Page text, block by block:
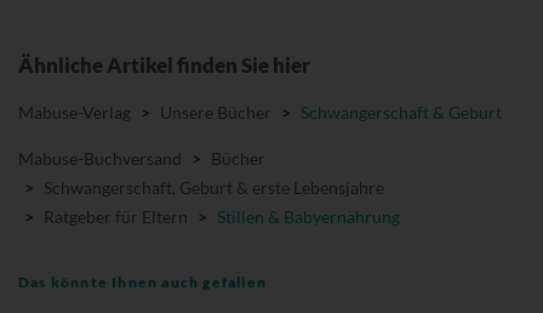
Ähnliche Artikel finden Sie hier
Mabuse-Verlag > Unsere Bücher > Schwangerschaft & Geburt
Mabuse-Buchversand > Bücher
> Schwangerschaft, Geburt & erste Lebensjahre
>
Ratgeber für Eltern > Stillen & Babyernährung
Das könnte Ihnen auch gefallen